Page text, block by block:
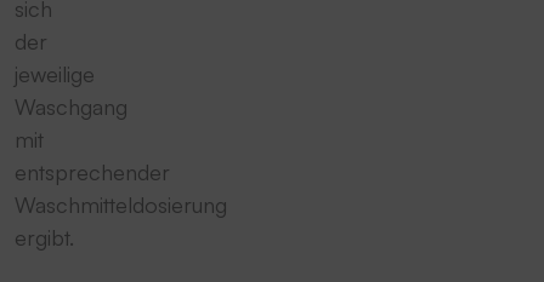
sich
der
jeweilige
Waschgang
mit
entsprechender
Waschmitteldosierung
ergibt.